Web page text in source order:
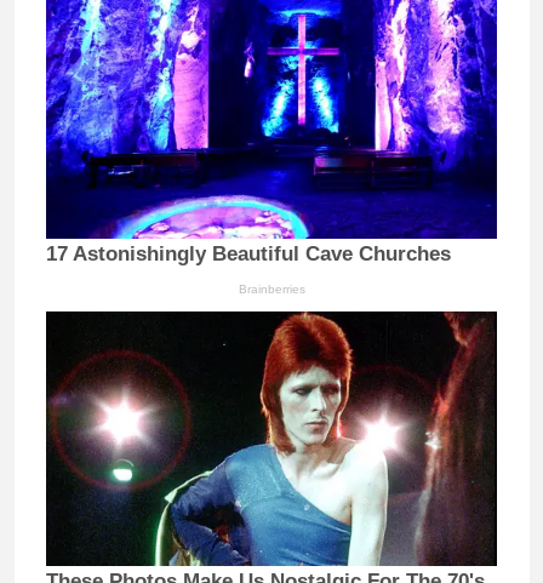
17 Astonishingly Beautiful Cave Churches
Brainberries